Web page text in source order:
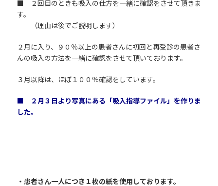
■ ２回目のときも吸入の仕方を一緒に確認をさせて頂きま
す。
（理由は後でご説明します）
２月に入り、９０％以上の患者さんに初回と再受診の患者さ
んの吸入の方法を一緒に確認をさせて頂いております。
３月以降は、ほぼ１００％確認をしています。
■ ２月３日より写真にある「吸入指導ファイル」を作りま
した。
・患者さん一人につき１枚の紙を使用しております。